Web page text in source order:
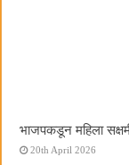
भाजपकडून महिला
20th April 2026